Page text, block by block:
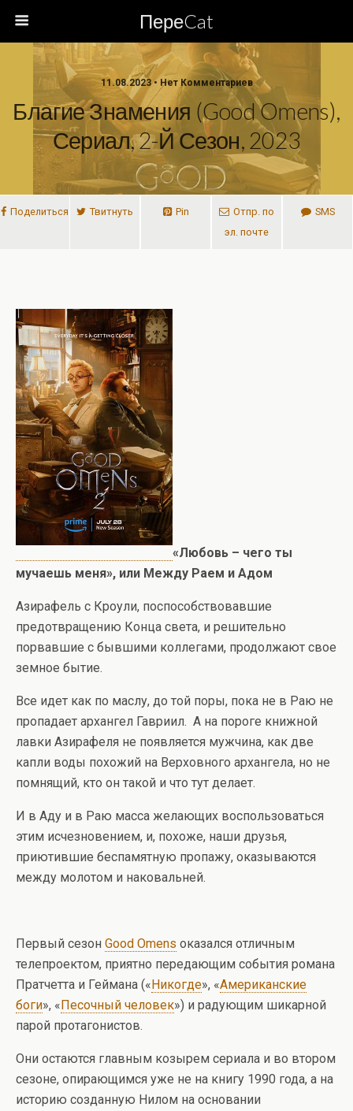
ПереCat
11.08.2023 • Нет Комментариев
Благие Знамения (Good Omens),
Сериал, 2-Й Сезон, 2023
Поделиться Твитнуть Pin
Отпр. по
эл. почте
SMS
«Любовь – чего ты
мучаешь меня», или Между Раем и Адом
Азирафель с Кроули, поспособствовавшие
предотвращению Конца света, и решительно
порвавшие с бывшими коллегами, продолжают свое
земное бытие.
Все идет как по маслу, до той поры, пока не в Раю не
пропадает архангел Гавриил. А на пороге книжной
лавки Азирафеля не появляется мужчина, как две
капли воды похожий на Верховного архангела, но не
помнящий, кто он такой и что тут делает.
И в Аду и в Раю масса желающих воспользоваться
этим исчезновением, и, похоже, наши друзья,
приютившие беспамятную пропажу, оказываются
между молотом и наковальней.
Первый сезон Good Omens оказался отличным
телепроектом, приятно передающим события романа
Пратчетта и Геймана («Никогде», «Американские
боги», «Песочный человек») и радующим шикарной
парой протагонистов.
Они остаются главным козырем сериала и во втором
сезоне, опирающимся уже не на книгу 1990 года, а на
историю созданную Нилом на основании